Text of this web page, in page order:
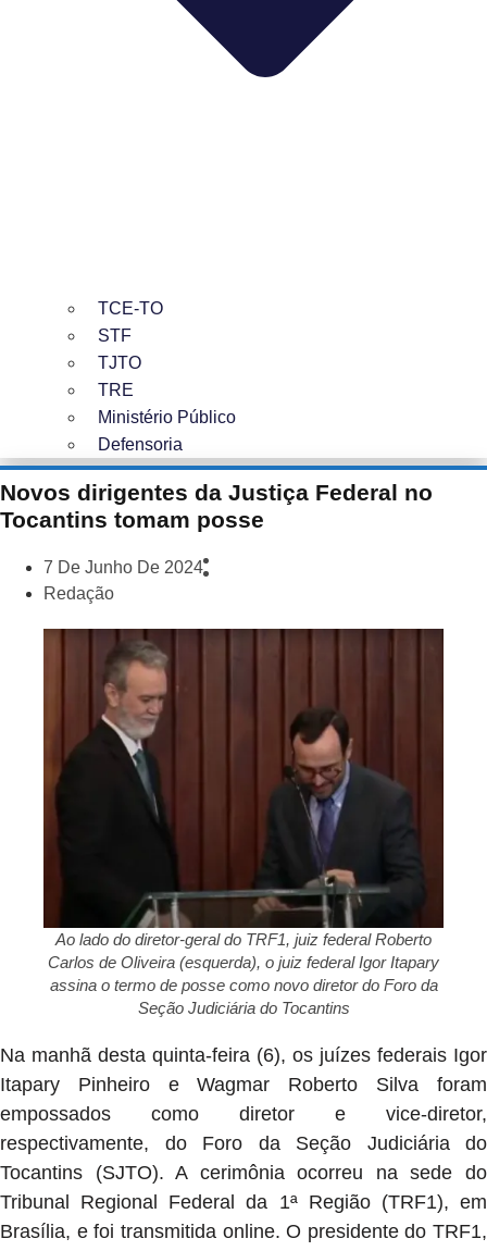
TCE-TO
STF
TJTO
TRE
Ministério Público
Defensoria
Novos dirigentes da Justiça Federal no
Tocantins tomam posse
7 De Junho De 2024
Redação
Ao lado do diretor-geral do TRF1, juiz federal Roberto
Carlos de Oliveira (esquerda), o juiz federal Igor Itapary
assina o termo de posse como novo diretor do Foro da
Seção Judiciária do Tocantins
Na manhã desta quinta-feira (6), os juízes federais Igor
Itapary Pinheiro e Wagmar Roberto Silva foram
empossados como diretor e vice-diretor,
respectivamente, do Foro da Seção Judiciária do
Tocantins (SJTO). A cerimônia ocorreu na sede do
Tribunal Regional Federal da 1ª Região (TRF1), em
Brasília, e foi transmitida online. O presidente do TRF1,